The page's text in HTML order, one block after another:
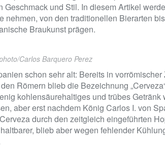
Geschmack und Stil. In diesem Artikel
nehmen, von den traditionellen Bierarten
Braukunst prägen.
Carlos Barquero Perez
schon sehr alt: Bereits in
Römern blieb die Bezeichnung
kohlensäurehaltiges und trübes Getränk
aber erst nachdem König Carlos I. von
durch den zeitgleich eingeführten
blieb aber wegen fehlender